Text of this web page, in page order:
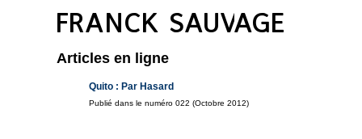
Articles en ligne
Quito : Par Hasard
Publié dans le numéro 022 (Octobre 2012)